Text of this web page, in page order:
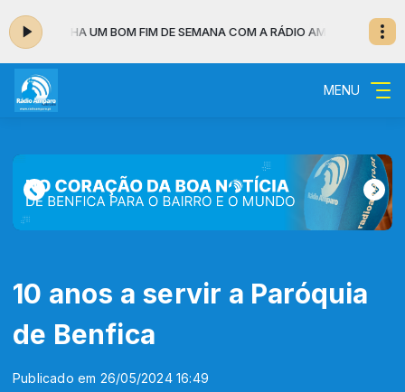
UM BOM FIM DE SEMANA COM A RÁDIO AMPARODENTRO DA
MENU
10 anos a servir a Paróquia
de Benfica
Publicado em 26/05/2024 16:49